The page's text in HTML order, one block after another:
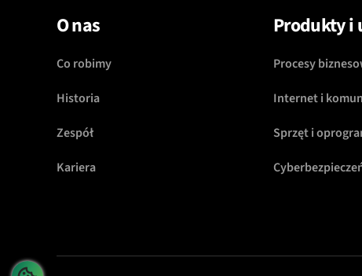
O nas
Co robimy
Historia
Zespół
Kariera
Produkty i
Procesy
Internet i
Sprzęt i